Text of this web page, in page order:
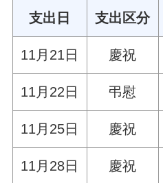
支出日 支出区分
11月21日 慶祝
11月22日 弔慰
11月25日 慶祝
11月28日 慶祝